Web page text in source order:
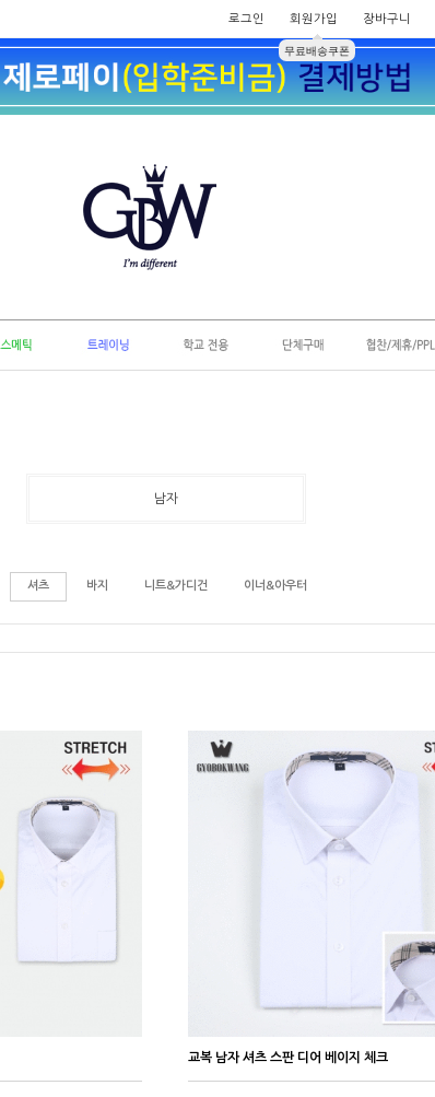
로그인 회원가입
무료배송쿠폰
장바구니
남자
셔츠 바지 니트&가디건 이너&아우터
교복 남자 셔츠 스판 디어 베이지 체크